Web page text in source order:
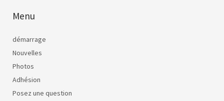
Menu
démarrage
Nouvelles
Photos
Adhésion
Posez une question